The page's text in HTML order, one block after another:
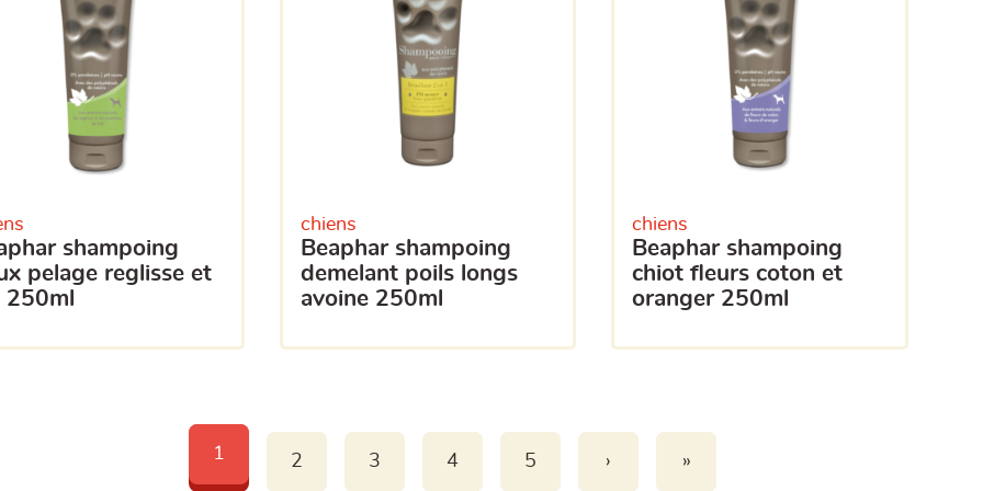
pelage reglisse et
250ml
chiens
beaphar shampoing
demelant poils longs
avoine 250ml
chiens
beaphar shampoing
chiot fleurs coton et
oranger 250ml
1 2 3 4 5 › »